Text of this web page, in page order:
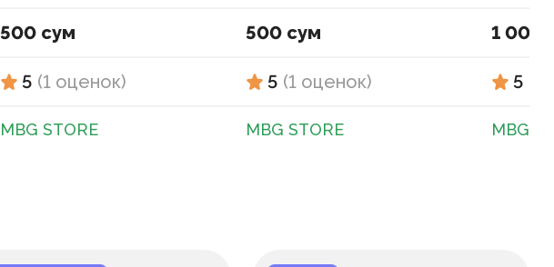
500 сум
5 (1 оценок)
MBG STORE
500 сум
5 (1 оценок)
MBG STORE
1 000
5
MBG